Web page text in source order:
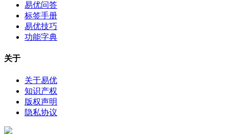
易优问答
标签手册
易优技巧
功能字典
关于
关于易优
知识产权
版权声明
隐私协议